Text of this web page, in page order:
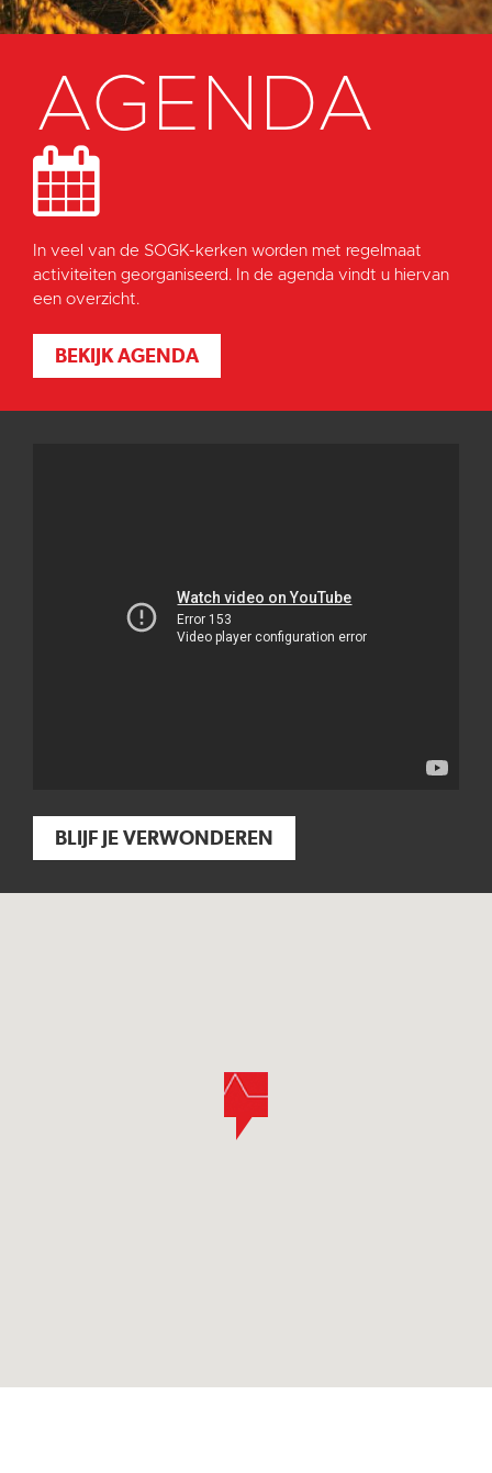
AGENDA
In veel van de SOGK-kerken worden met regelmaat
activiteiten georganiseerd. In de agenda vindt u hiervan
een overzicht.
BEKIJK AGENDA
BLIJF JE VERWONDEREN